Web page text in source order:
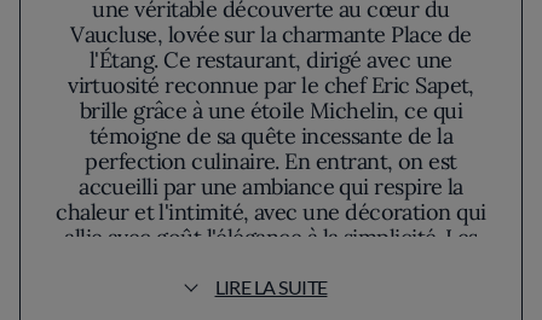
une véritable découverte au cœur du
Vaucluse, lovée sur la charmante Place de
l'Étang. Ce restaurant, dirigé avec une
virtuosité reconnue par le chef Eric Sapet,
brille grâce à une étoile Michelin, ce qui
témoigne de sa quête incessante de la
perfection culinaire. En entrant, on est
accueilli par une ambiance qui respire la
chaleur et l'intimité, avec une décoration qui
allie avec goût l'élégance à la simplicité. Les
confèrent au lieu une atmosphère apaisante,
LIRE LA SUITE